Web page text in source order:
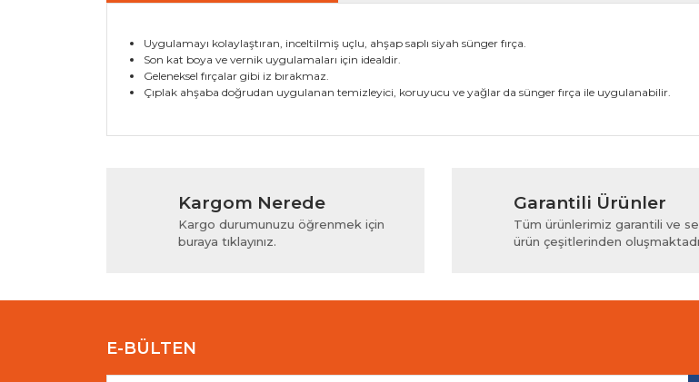
Uygulamayı kolaylaştıran, inceltilmiş uçlu, ahşap saplı siyah sünger fırça.
Son kat boya ve vernik uygulamaları için idealdir.
Geleneksel fırçalar gibi iz bırakmaz.
Çıplak ahşaba doğrudan uygulanan temizleyici, koruyucu ve yağlar da sünger fırça ile uygulanabilir.
Yorum Yaz
Bu ürünün fiyat bilgisi, resim, ürün açıklamalarında ve diğer konularda yetersiz gördüğünüz
Ürün resmi kalitesiz, bozuk veya görüntülenemiyor.
Ürün açıklamasında eksik bilgiler bulunuyor.
Ürün bilgilerinde hatalar bulunuyor.
Bu ürüne benzer farklı alternatifler olmalı.
Kargom Nerede
Kargo durumunuzu öğrenmek için
buraya tıklayınız.
Garantili Ürünler
Tüm ürünlerimiz garantili ve
ürün çeşitlerinden
E-BÜLTEN